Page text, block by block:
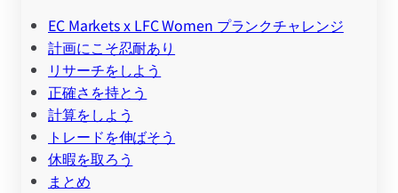
EC Markets x LFC Women プランクチャレンジ
計画にこそ忍耐あり
リサーチをしよう
正確さを持とう
計算をしよう
トレードを伸ばそう
休暇を取ろう
まとめ